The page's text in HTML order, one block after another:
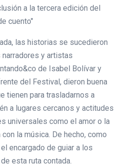
a la tercera edición del
cuento"
las historias se sucedieron
y artistas
de Isabel Bolívar y
del Festival, dieron buena
tienen para trasladarnos a
a lugares cercanos y actitudes
universales como el amor o la
la música. De hecho, como
encargado de guiar a los
esta ruta contada.